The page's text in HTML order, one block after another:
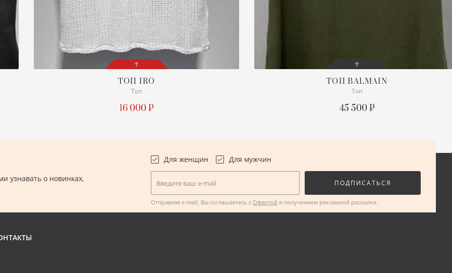
СОСТОЯНИЕ
ТОПIRO
Топ
16 000 ₽
СОСТОЯНИЕ
С БИРКОЙ
ТОПBALMAIN
Топ
45 500 ₽
узнавать о новинках,
Для женщин Для мужчин
Введите ваш e-mail ПОДПИСАТЬСЯ
Отправляя e-mail, Вы соглашаетесь с Офертой и получением рекламной рассылки.